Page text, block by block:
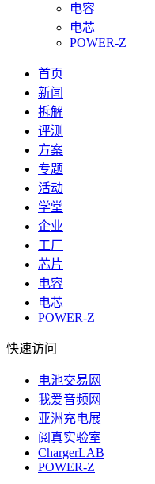
电容
电芯
POWER-Z
首页
新闻
拆解
评测
方案
专题
活动
学堂
企业
工厂
芯片
电容
电芯
POWER-Z
快速访问
电池交易网
我爱音频网
亚洲充电展
阅真实验室
ChargerLAB
POWER-Z